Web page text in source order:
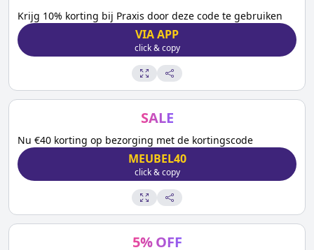
Krijg 10% korting bij Praxis door deze code te gebruiken
VIA APP
click & copy
SALE
Nu €40 korting op bezorging met de kortingscode
MEUBEL40
click & copy
5% OFF